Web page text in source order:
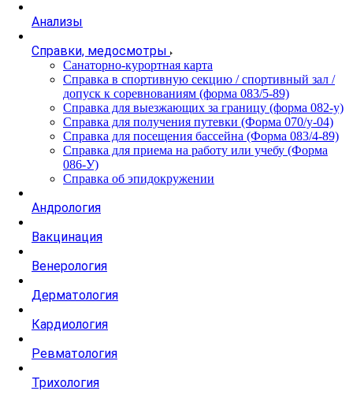
Анализы
Справки, медосмотры
Санаторно-курортная карта
Справка в спортивную секцию / спортивный зал /
допуск к соревнованиям (форма 083/5-89)
Справка для выезжающих за границу (форма 082-у)
Справка для получения путевки (Форма 070/у-04)
Справка для посещения бассейна (Форма 083/4-89)
Справка для приема на работу или учебу (Форма
086-У)
Справка об эпидокружении
Андрология
Вакцинация
Венерология
Дерматология
Кардиология
Ревматология
Трихология